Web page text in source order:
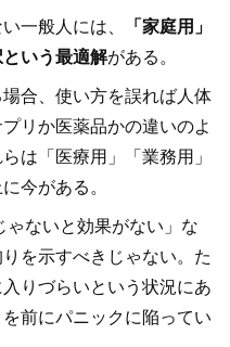
一般人には、
「家庭用」
いう最適解がある。
合、使い方を誤れば人体
リか医薬品かの違いのよ
は「医療用」「業務用」
今がある。
ないと効果がない」な
を示すべきじゃない。た
りづらいという状況にあ
前にパニックに陥ってい